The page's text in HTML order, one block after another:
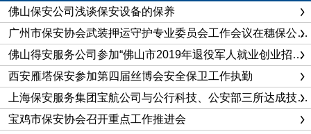
佛山经济建设服务为目的，狠抓制度落实和内部管理，不断开拓
保安服务领域，规范保安服务行为，提高保安服务质量，为佛山
的社会综合治理、安全防范工作做出了重要贡献。
一、十年努力，硕果累累。
公司虽然起步较晚，但通过10年努力，硕果累累。公司目
前注册资金1000万元，年经营收入突破4500万元，下设二部十
个分公司一队一厂一学校，拥有保安员1600多人，担负了佛山
佛山保安公司浅谈保安设备的保养
广州市保安协会武装押运守护专业委员会工作会议在穗保公司召开
佛山得安服务公司参加“佛山市2019年退役军人就业创业招聘会”
西安雁塔保安参加第四届丝博会安全保卫工作执勤
上海保安服务集团宝航公司与公行科技、公安部三所达成技术合作协议
宝鸡市保安协会召开重点工作推进会